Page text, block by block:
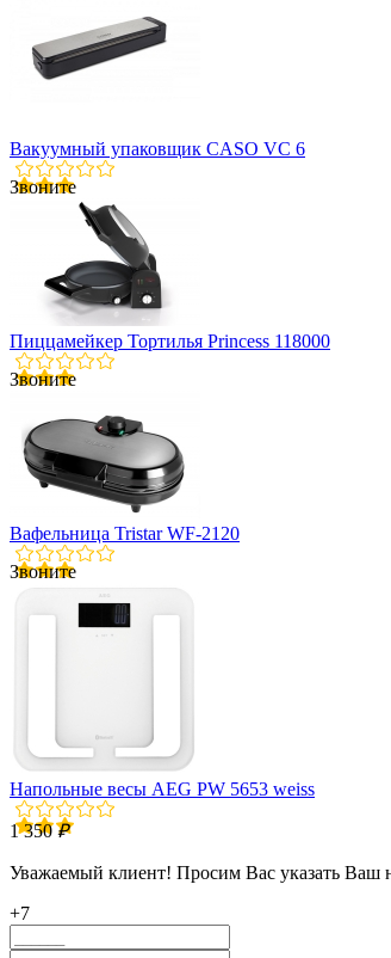
Вакуумный упаковщик CASO VC 6
Звоните
Пиццамейкер Тортилья Princess 118000
Звоните
Вафельница Tristar WF-2120
Звоните
Напольные весы AEG PW 5653 weiss
1 350₽
Уважаемый клиент! Просим Вас указать Ваш
+7